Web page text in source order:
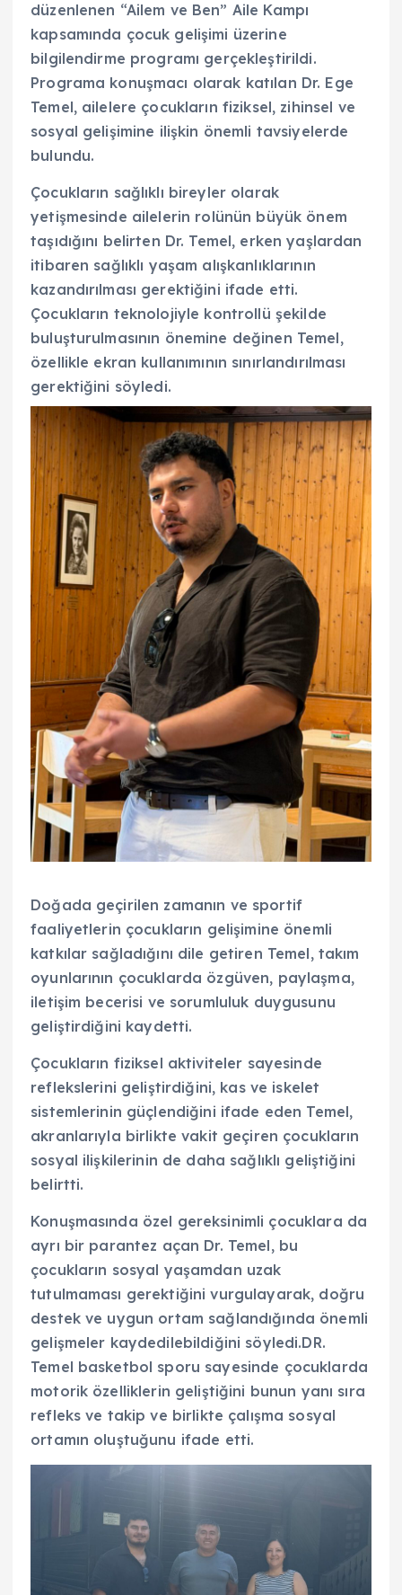
düzenlenen “Ailem ve Ben” Aile Kampı
kapsamında çocuk gelişimi üzerine
bilgilendirme programı gerçekleştirildi.
Programa konuşmacı olarak katılan Dr. Ege
Temel, ailelere çocukların fiziksel, zihinsel ve
sosyal gelişimine ilişkin önemli tavsiyelerde
bulundu.
Çocukların sağlıklı bireyler olarak
yetişmesinde ailelerin rolünün büyük önem
taşıdığını belirten Dr. Temel, erken yaşlardan
itibaren sağlıklı yaşam alışkanlıklarının
kazandırılması gerektiğini ifade etti.
Çocukların teknolojiyle kontrollü şekilde
buluşturulmasının önemine değinen Temel,
özellikle ekran kullanımının sınırlandırılması
gerektiğini söyledi.
Doğada geçirilen zamanın ve sportif
faaliyetlerin çocukların gelişimine önemli
katkılar sağladığını dile getiren Temel, takım
oyunlarının çocuklarda özgüven, paylaşma,
iletişim becerisi ve sorumluluk duygusunu
geliştirdiğini kaydetti.
Çocukların fiziksel aktiviteler sayesinde
reflekslerini geliştirdiğini, kas ve iskelet
sistemlerinin güçlendiğini ifade eden Temel,
akranlarıyla birlikte vakit geçiren çocukların
sosyal ilişkilerinin de daha sağlıklı geliştiğini
belirtti.
Konuşmasında özel gereksinimli çocuklara da
ayrı bir parantez açan Dr. Temel, bu
çocukların sosyal yaşamdan uzak
tutulmaması gerektiğini vurgulayarak, doğru
destek ve uygun ortam sağlandığında önemli
gelişmeler kaydedilebildiğini söyledi.DR.
Temel basketbol sporu sayesinde çocuklarda
motorik özelliklerin geliştiğini bunun yanı sıra
refleks ve takip ve birlikte çalışma sosyal
ortamın oluştuğunu ifade etti.